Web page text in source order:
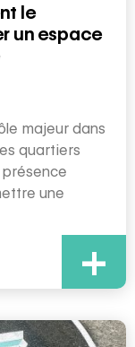
le
un espace
majeur dans
quartiers
une
+